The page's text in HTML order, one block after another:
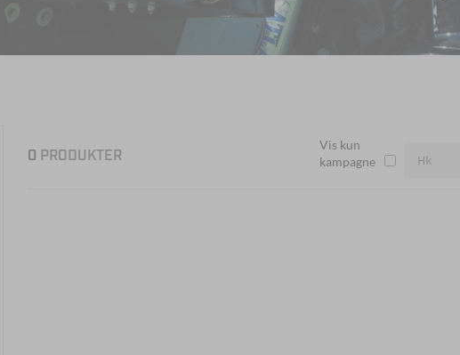
0 PRODUKTER
Vis kun
kampagne